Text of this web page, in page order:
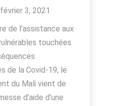
février 3, 2021
de l’assistance aux
touchées
de la Covid-19, le
du Mali vient de
d’aide d’une